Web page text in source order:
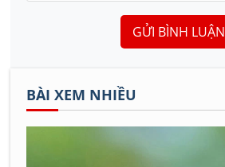
GỬI BÌNH LUẬN
BÀI XEM NHIỀU